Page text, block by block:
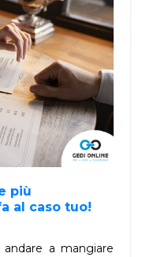
più
al caso tuo!
a mangiare